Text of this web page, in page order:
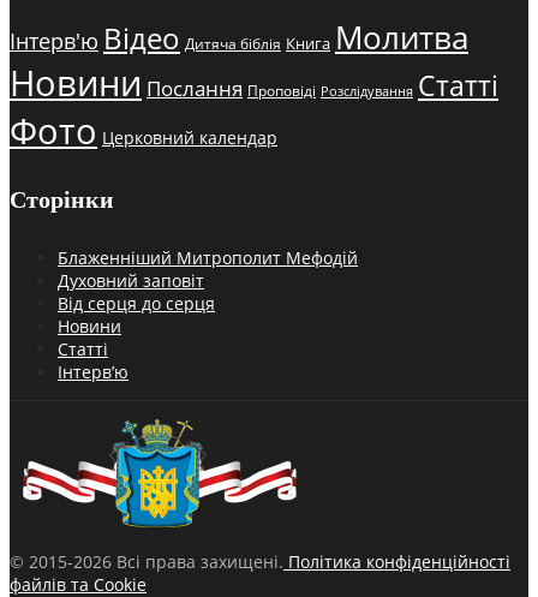
Інтерв'ю Відео Дитяча біблія Книга Молитва
Новини Послання Проповіді Розслідування Статті
Фото Церковний календар
Сторінки
Блаженніший Митрополит Мефодій
Духовний заповіт
Від серця до серця
Новини
Статті
Інтерв’ю
© 2015-2026 Всі права захищені. Політика конфіденційності
файлів та Cookie